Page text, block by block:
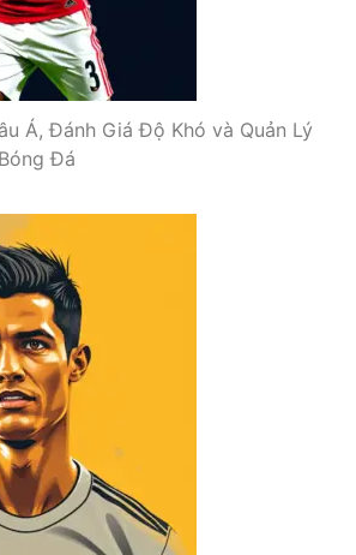
Á, Đánh Giá Độ Khó và Quản Lý
Đá